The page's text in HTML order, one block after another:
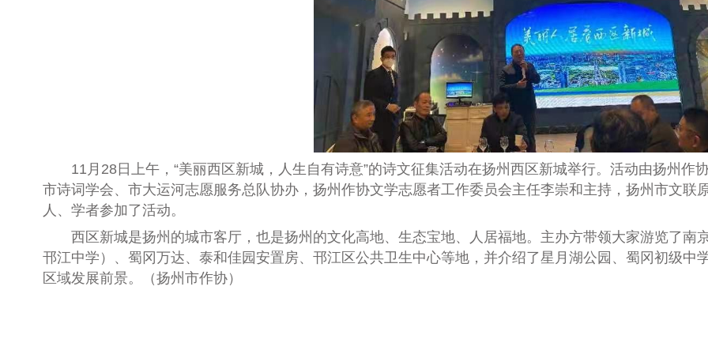
11月28日上午，“美丽西区新城，人生自有诗意”的诗文征集活动在扬州西区新城举行。活动由扬州作
市诗词学会、市大运河志愿服务总队协办，扬州作协文学志愿者工作委员会主任李崇和主持，扬州市文联
人、学者参加了活动。
西区新城是扬州的城市客厅，也是扬州的文化高地、生态宝地、人居福地。主办方带领大家游览了南
邗江中学）、蜀冈万达、泰和佳园安置房、邗江区公共卫生中心等地，并介绍了星月湖公园、蜀冈初级中
区域发展前景。（扬州市作协）